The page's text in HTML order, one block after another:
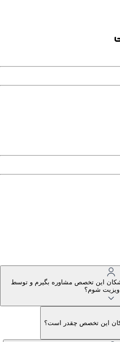
این تخصص مشاوره بگیرم و توسط
ویزیت شوم؟
این تخصص چقدر است؟